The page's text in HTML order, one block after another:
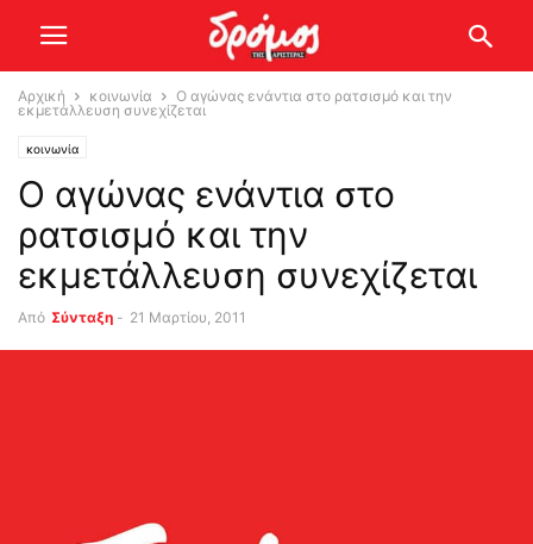
Αρχική κοινωνία
Ο αγώνας ενάντια στο ρατσισμό και την
εκμετάλλευση συνεχίζεται
κοινωνία
Ο αγώνας ενάντια στο
ρατσισμό και την
εκμετάλλευση συνεχίζεται
Από Σύνταξη - 21 Μαρτίου, 2011